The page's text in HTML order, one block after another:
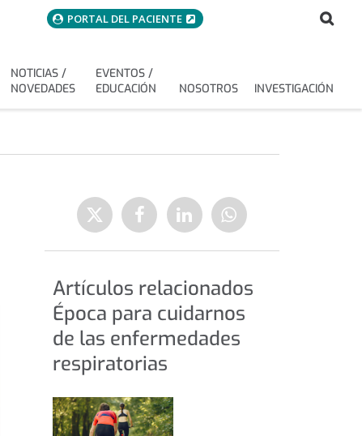
menuAcceso
PORTAL DEL PACIENTE
Buscar
NOTICIAS /
NOVEDADES
EVENTOS /
EDUCACIÓN
NOSOTROS INVESTIGACIÓN
Enviar
a
Twitter
Compartir
en
Facebook
Compartir
en
Linkedin
Compartir
en
WhatsApp
Artículos relacionados
Época para cuidarnos
de las enfermedades
respiratorias